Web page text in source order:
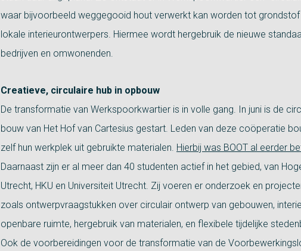
waar bijvoorbeeld weggegooid hout verwerkt kan worden tot
lokale interieurontwerpers. Hiermee wordt hergebruik de nieuwe
bedrijven en omwonenden.
Creatieve, circulaire hub in opbouw
De transformatie van Werkspoorkwartier is in volle gang. In juni is de
bouw van Het Hof van Cartesius gestart. Leden van deze coöperatie
zelf hun werkplek uit gebruikte materialen. Hierbij was BOOT al eerder
Daarnaast zijn er al meer dan 40 studenten actief in het gebied, van
Utrecht, HKU en Universiteit Utrecht. Zij voeren er onderzoek en
zoals ontwerpvraagstukken over circulair ontwerp van gebouwen,
openbare ruimte, hergebruik van materialen, en flexibele tijdelijke
Ook de voorbereidingen voor de transformatie van de